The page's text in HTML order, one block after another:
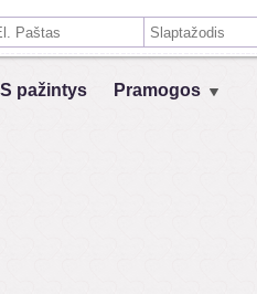
Prisiminti mane šiame kompiuteryje
pažintys Pramogos